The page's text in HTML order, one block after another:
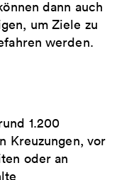
dann auch
um Ziele zu
werden.
1.200
Kreuzungen, vor
oder an